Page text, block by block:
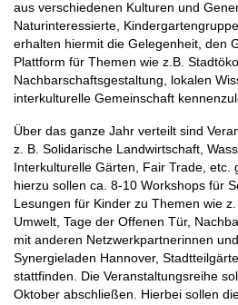
aus verschiedenen Kulturen und
Naturinteressierte,
erhalten hiermit die Gelegenheit, den
Plattform für Themen wie z.B.
Nachbarschaftsgestaltung, lokalen
interkulturelle Gemeinschaft
Über das ganze Jahr verteilt sind
z. B. Solidarische Landwirtschaft,
Interkulturelle Gärten, Fair Trade, etc.
hierzu sollen ca. 8-10 Workshops für
Lesungen für Kinder zu Themen wie
Umwelt, Tage der Offenen Tür,
mit anderen Netzwerkpartnerinnen
Synergieladen Hannover,
stattfinden. Die Veranstaltungsreihe
Oktober abschließen. Hierbei sollen